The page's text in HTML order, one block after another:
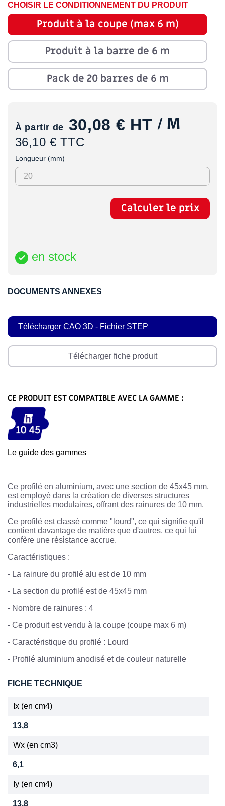
CHOISIR LE CONDITIONNEMENT DU PRODUIT
Produit à la coupe (max 6 m)
Produit à la barre de 6 m
Pack de 20 barres de 6 m
À partir de 30,08 € HT / M
36,10 € TTC
Longueur (mm)
Calculer le prix
 en stock
DOCUMENTS ANNEXES
Télécharger CAO 3D - Fichier STEP
Télécharger fiche produit
CE PRODUIT EST COMPATIBLE AVEC LA GAMME :
Le guide des gammes
Ce profilé en aluminium, avec une section de 45x45 mm,
est employé dans la création de diverses structures
industrielles modulaires, offrant des rainures de 10 mm.
Ce profilé est classé comme "lourd", ce qui signifie qu'il
contient davantage de matière que d'autres, ce qui lui
confère une résistance accrue.
Caractéristiques :
- La rainure du profilé alu est de 10 mm
- La section du profilé est de 45x45 mm
- Nombre de rainures : 4
- Ce produit est vendu à la coupe (coupe max 6 m)
- Caractéristique du profilé : Lourd
- Profilé aluminium anodisé et de couleur naturelle
FICHE TECHNIQUE
Ix (en cm4)
13,8
Wx (en cm3)
6,1
Iy (en cm4)
13,8